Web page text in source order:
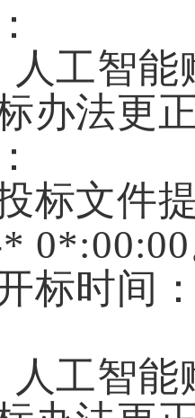
工智能
办法更
标文件
标时间
人工智